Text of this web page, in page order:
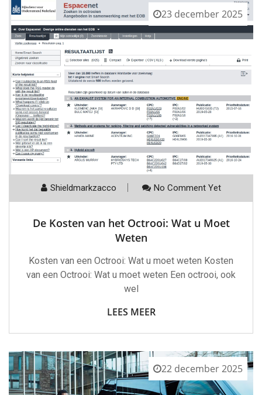
23 december 2025
Shieldmarkzacco No Comment Yet
De Kosten van het Octrooi: Wat u Moet
Weten
Kosten van een Octrooi: Wat u moet weten Kosten
van een Octrooi: Wat u moet weten Een octrooi, ook
wel
LEES MEER
22 december 2025